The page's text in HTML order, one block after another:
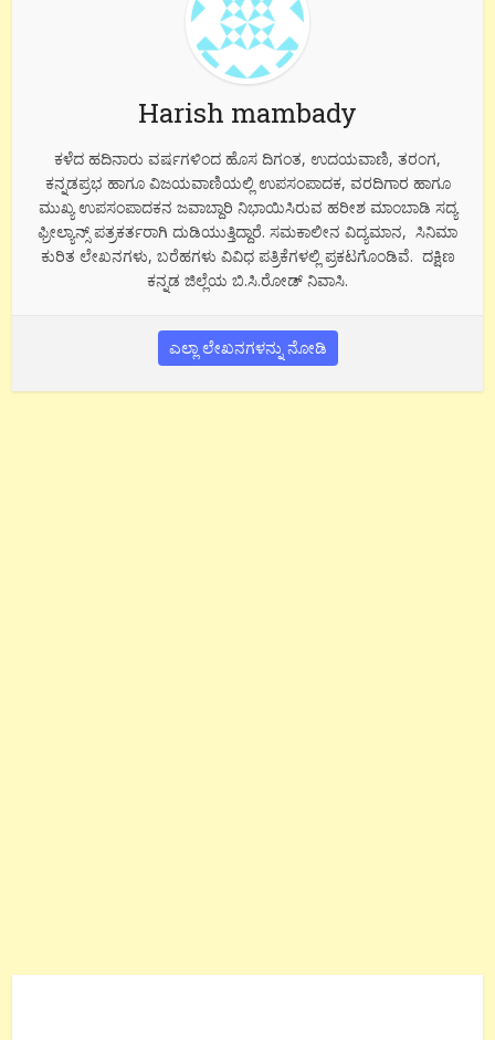
Harish mambady
ಕಳೆದ ಹದಿನಾರು ವರ್ಷಗಳಿಂದ ಹೊಸ ದಿಗಂತ, ಉದಯವಾಣಿ, ತರಂಗ,
ಕನ್ನಡಪ್ರಭ ಹಾಗೂ ವಿಜಯವಾಣಿಯಲ್ಲಿ ಉಪಸಂಪಾದಕ, ವರದಿಗಾರ ಹಾಗೂ
ಮುಖ್ಯ ಉಪಸಂಪಾದಕನ ಜವಾಬ್ದಾರಿ ನಿಭಾಯಿಸಿರುವ ಹರೀಶ ಮಾಂಬಾಡಿ ಸದ್ಯ
ಫ್ರೀಲ್ಯಾನ್ಸ್ ಪತ್ರಕರ್ತರಾಗಿ ದುಡಿಯುತ್ತಿದ್ದಾರೆ. ಸಮಕಾಲೀನ ವಿದ್ಯಮಾನ, ಸಿನಿಮಾ
ಕುರಿತ ಲೇಖನಗಳು, ಬರೆಹಗಳು ವಿವಿಧ ಪತ್ರಿಕೆಗಳಲ್ಲಿ ಪ್ರಕಟಗೊಂಡಿವೆ. ದಕ್ಷಿಣ
ಕನ್ನಡ ಜಿಲ್ಲೆಯ ಬಿ.ಸಿ.ರೋಡ್ ನಿವಾಸಿ.
ಎಲ್ಲಾ ಲೇಖನಗಳನ್ನು ನೋಡಿ